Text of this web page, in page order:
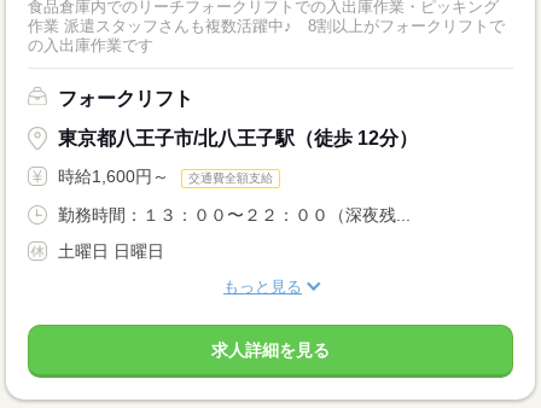
食品倉庫内でのリーチフォークリフトでの入出庫作業・ピッキング
作業 派遣スタッフさんも複数活躍中♪ 8割以上がフォークリフトで
の入出庫作業です
フォークリフト
東京都八王子市/北八王子駅（徒歩 12分）
時給1,600円～ 交通費全額支給
勤務時間：１３：００〜２２：００（深夜残...
土曜日 日曜日
もっと見る
求人詳細を見る